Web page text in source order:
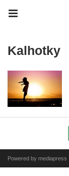
Kalhotky
Powered by mediapress